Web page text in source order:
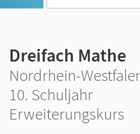
Dreifach Mathe
Nordrhein-
10. Schuljahr
Erweiterungskurs